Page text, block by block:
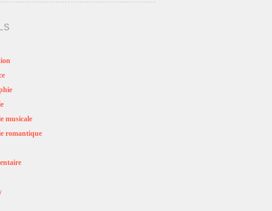
musicale
romantique